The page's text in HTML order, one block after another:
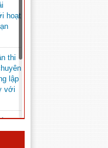
hoạt
thi
lập
với
20h
Mil.